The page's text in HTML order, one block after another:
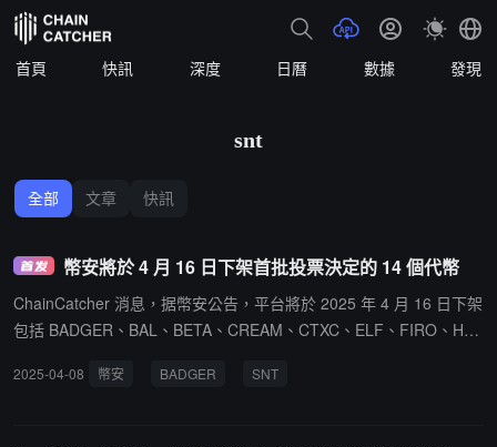
首頁 快訊 深度 日曆 數據 發現
snt
全部 文章 快訊
幣安將於 4 月 16 日下架首批投票決定的 14 個代幣
ChainCatcher 消息，据幣安公告，平台將於 2025 年 4 月 16 日下架
包括 BADGER、BAL、BETA、CREAM、CTXC、ELF、FIRO、HA
幣。此次下架依據"投票下架"結果及項目團隊活躍度、流動性、透明
2025-04-08 幣安 BADGER SNT